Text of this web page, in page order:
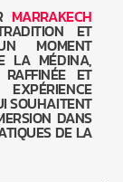
MARRAKECH
ET
MOMENT
LA MÉDINA,
ET
SOUHAITENT
DANS
DE LA